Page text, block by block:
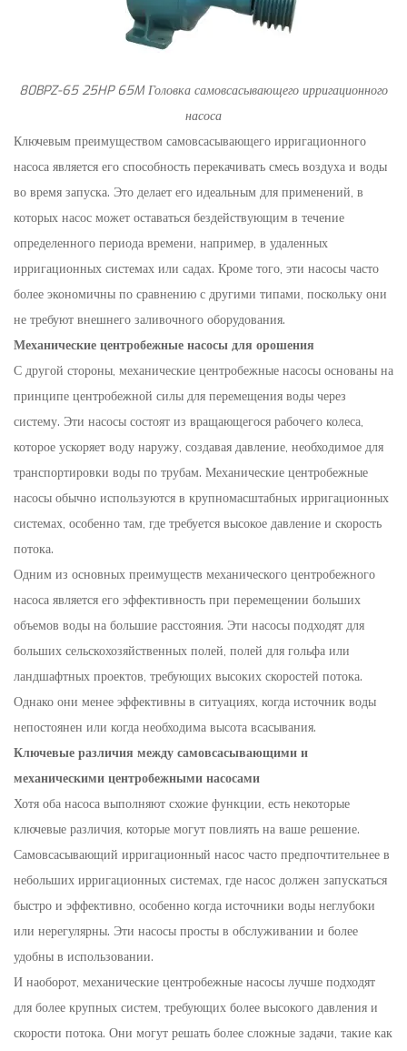
80BPZ-65 25HP 65M Головка самовсасывающего ирригационного
насоса
Ключевым преимуществом самовсасывающего ирригационного
насоса является его способность перекачивать смесь воздуха и воды
во время запуска. Это делает его идеальным для применений, в
которых насос может оставаться бездействующим в течение
определенного периода времени, например, в удаленных
ирригационных системах или садах. Кроме того, эти насосы часто
более экономичны по сравнению с другими типами, поскольку они
не требуют внешнего заливочного оборудования.
Механические центробежные насосы для орошения
С другой стороны, механические центробежные насосы основаны на
принципе центробежной силы для перемещения воды через
систему. Эти насосы состоят из вращающегося рабочего колеса,
которое ускоряет воду наружу, создавая давление, необходимое для
транспортировки воды по трубам. Механические центробежные
насосы обычно используются в крупномасштабных ирригационных
системах, особенно там, где требуется высокое давление и скорость
потока.
Одним из основных преимуществ механического центробежного
насоса является его эффективность при перемещении больших
объемов воды на большие расстояния. Эти насосы подходят для
больших сельскохозяйственных полей, полей для гольфа или
ландшафтных проектов, требующих высоких скоростей потока.
Однако они менее эффективны в ситуациях, когда источник воды
непостоянен или когда необходима высота всасывания.
Ключевые различия между самовсасывающими и
механическими центробежными насосами
Хотя оба насоса выполняют схожие функции, есть некоторые
ключевые различия, которые могут повлиять на ваше решение.
Самовсасывающий ирригационный насос часто предпочтительнее в
небольших ирригационных системах, где насос должен запускаться
быстро и эффективно, особенно когда источники воды неглубоки
или нерегулярны. Эти насосы просты в обслуживании и более
удобны в использовании.
И наоборот, механические центробежные насосы лучше подходят
для более крупных систем, требующих более высокого давления и
скорости потока. Они могут решать более сложные задачи, такие как